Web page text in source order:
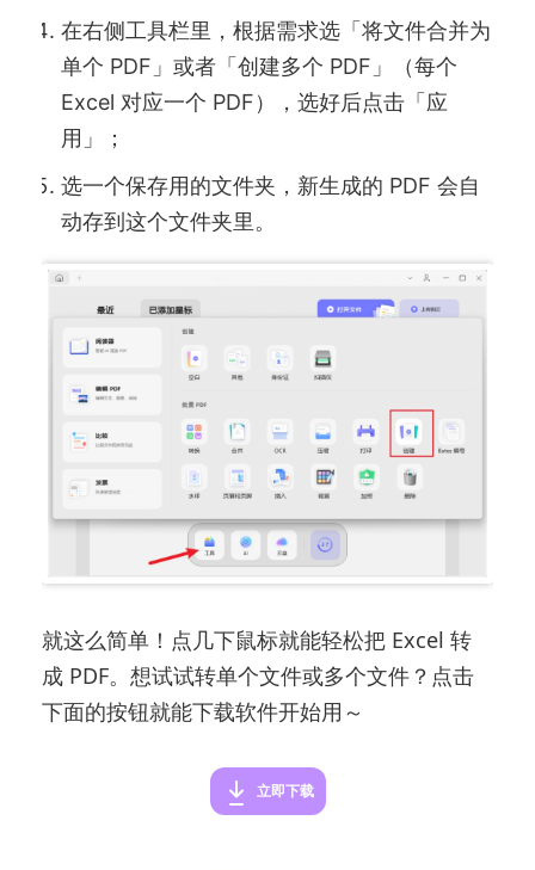
在右侧工具栏里，根据需求选「将文件合并为
单个 PDF」或者「创建多个 PDF」（每个
Excel 对应一个 PDF），选好后点击「应
用」；
选一个保存用的文件夹，新生成的 PDF 会自
动存到这个文件夹里。
就这么简单！点几下鼠标就能轻松把 Excel 转
成 PDF。想试试转单个文件或多个文件？点击
下面的按钮就能下载软件开始用～
立即下载